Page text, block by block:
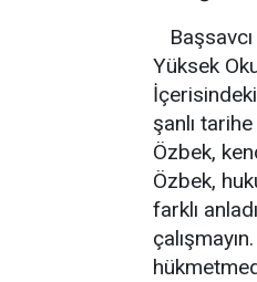
Yüksek
şanlı
Özbek,
Özbek,
farklı